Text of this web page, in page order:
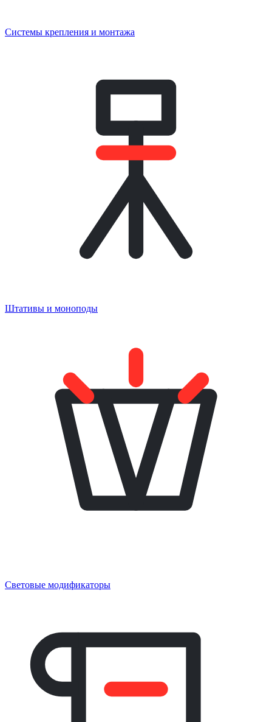
Системы крепления и монтажа
Штативы и моноподы
Световые модификаторы